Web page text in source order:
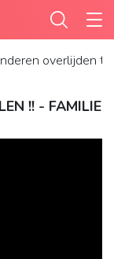
overlijden
!! - FAMILIE